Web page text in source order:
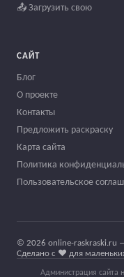
📤 Загрузить свою
САЙТ
Блог
О проекте
Контакты
Предложить раскраску
Карта сайта
Политика
Пользовательское
© 2026 online-raskraski.ru
Сделано с ❤️ для
Администрация сайта